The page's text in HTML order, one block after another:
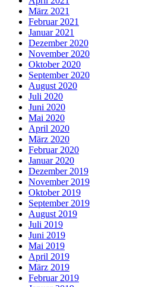
März 2021
Februar 2021
Januar 2021
Dezember 2020
November 2020
Oktober 2020
September 2020
August 2020
Juli 2020
Juni 2020
Mai 2020
April 2020
März 2020
Februar 2020
Januar 2020
Dezember 2019
November 2019
Oktober 2019
September 2019
August 2019
Juli 2019
Juni 2019
Mai 2019
April 2019
März 2019
Februar 2019